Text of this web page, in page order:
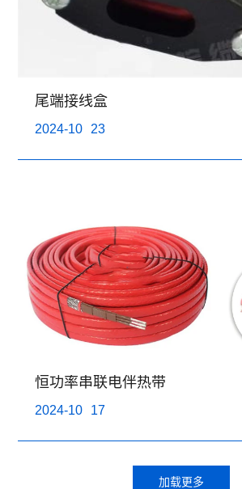
尾端接线盒
23
2024-10
恒功率串联电伴热带
17
2024-10
加载更多